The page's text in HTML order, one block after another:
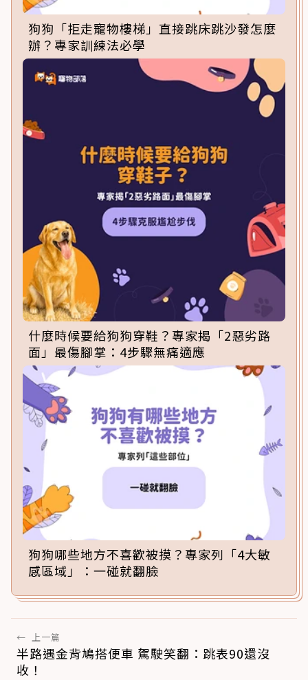
狗狗「拒走寵物樓梯」直接跳床跳沙發怎麼
辦？專家訓練法必學
什麼時候要給狗狗穿鞋？專家揭「2惡劣路
面」最傷腳掌：4步驟無痛適應
狗狗哪些地方不喜歡被摸？專家列「4大敏
感區域」：一碰就翻臉
← 上一篇
半路遇金背鳩搭便車 駕駛笑翻：跳表90還沒
收！